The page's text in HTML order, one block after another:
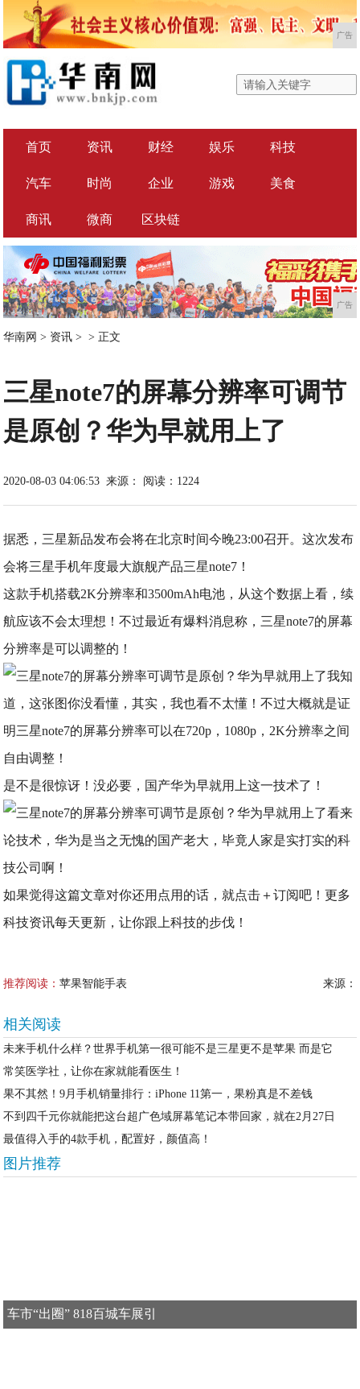
广告
首页 资讯 财经 娱乐 科技
汽车 时尚 企业 游戏 美食
商讯 微商 区块链
广告
华南网 > 资讯 > > 正文
三星note7的屏幕分辨率可调节
是原创？华为早就用上了
2020-08-03 04:06:53 来源： 阅读：1224
据悉，三星新品发布会将在北京时间今晚23:00召开。这次发布
会将三星手机年度最大旗舰产品三星note7！
这款手机搭载2K分辨率和3500mAh电池，从这个数据上看，续
航应该不会太理想！不过最近有爆料消息称，三星note7的屏幕
分辨率是可以调整的！
我知
道，这张图你没看懂，其实，我也看不太懂！不过大概就是证
明三星note7的屏幕分辨率可以在720p，1080p，2K分辨率之间
自由调整！
是不是很惊讶！没必要，国产华为早就用上这一技术了！
看来
论技术，华为是当之无愧的国产老大，毕竟人家是实打实的科
技公司啊！
如果觉得这篇文章对你还用点用的话，就点击＋订阅吧！更多
科技资讯每天更新，让你跟上科技的步伐！
推荐阅读：苹果智能手表 来源：
相关阅读
未来手机什么样？世界手机第一很可能不是三星更不是苹果 而是它
常笑医学社，让你在家就能看医生！
果不其然！9月手机销量排行：iPhone 11第一，果粉真是不差钱
不到四千元你就能把这台超广色域屏幕笔记本带回家，就在2月27日
最值得入手的4款手机，配置好，颜值高！
图片推荐
车市“出圈” 818百城车展引